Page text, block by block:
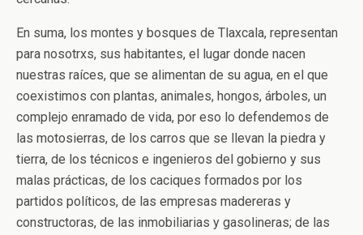
En suma, los montes y bosques de Tlaxcala, representan
para nosotrxs, sus habitantes, el lugar donde nacen
nuestras raíces, que se alimentan de su agua, en el que
coexistimos con plantas, animales, hongos, árboles, un
complejo enramado de vida, por eso lo defendemos de
las motosierras, de los carros que se llevan la piedra y
tierra, de los técnicos e ingenieros del gobierno y sus
malas prácticas, de los caciques formados por los
partidos políticos, de las empresas madereras y
constructoras, de las inmobiliarias y gasolineras; de las